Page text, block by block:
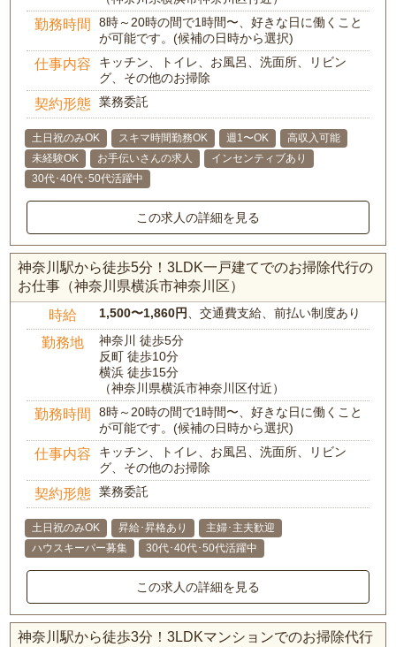
勤務時間
8時～20時の間で1時間〜、好きな日に働くこと
が可能です。(候補の日時から選択)
仕事内容
キッチン、トイレ、お風呂、洗面所、リビン
グ、その他のお掃除
契約形態 業務委託
土日祝のみOK スキマ時間勤務OK 週1〜OK
高収入可能
未経験OK
お手伝いさんの求人
インセンティブあり
30代･40代･50代活躍中
この求人の詳細を見る
神奈川駅から徒歩5分！3LDK一戸建てでのお掃除代行の
お仕事（神奈川県横浜市神奈川区）
時給 1,500〜1,860円、交通費支給、前払い制度あり
勤務地
神奈川 徒歩5分
反町 徒歩10分
横浜 徒歩15分
（神奈川県横浜市神奈川区付近）
勤務時間
8時～20時の間で1時間〜、好きな日に働くこと
が可能です。(候補の日時から選択)
仕事内容
キッチン、トイレ、お風呂、洗面所、リビン
グ、その他のお掃除
契約形態 業務委託
土日祝のみOK 昇給･昇格あり
主婦･主夫歓迎
ハウスキーパー募集
30代･40代･50代活躍中
この求人の詳細を見る
神奈川駅から徒歩3分！3LDKマンションでのお掃除代行